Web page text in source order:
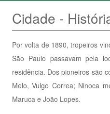
Cidade -
Por volta de 1890, tropeiros
São Paulo passavam pela
residência. Dos pioneiros são
Melo, Vulgo Correa; Ninoca
Maruca e João Lopes.